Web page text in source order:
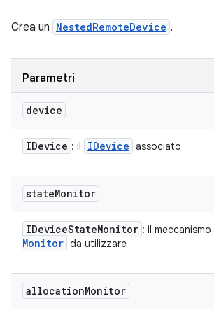
Crea un NestedRemoteDevice .
Parametri
device
IDevice : il IDevice associato
stateMonitor
IDeviceStateMonitor : il meccanismo
Monitor da utilizzare
allocationMonitor